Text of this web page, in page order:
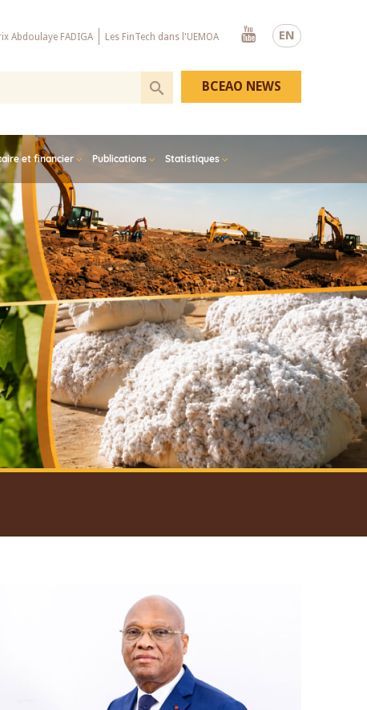
EN
Abdoulaye FADIGA Les FinTech dans l'UEMOA
Youtube
et financier Publications Statistiques
BCEAO NEWS